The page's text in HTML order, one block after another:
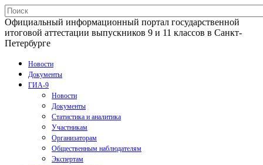
Официальный информационный портал государственной
итоговой аттестации выпускников 9 и 11 классов в Санкт-
Петербурге
Новости
Документы
ГИА-9
Новости
Документы
Статистика и аналитика
Участникам
Организаторам
Общественным наблюдателям
Экспертам